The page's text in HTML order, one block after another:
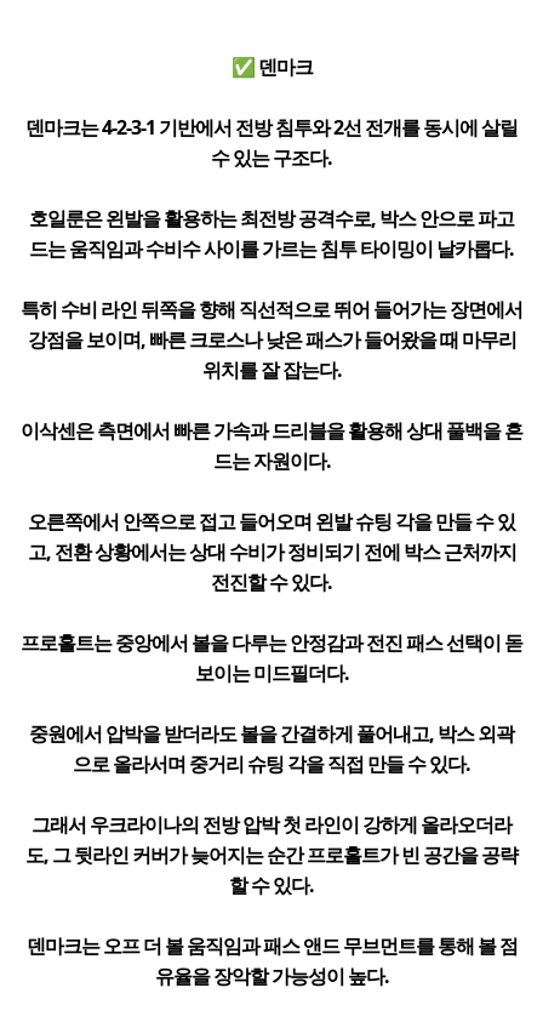
✅ 덴마크
덴마크는 4-2-3-1 기반에서 전방 침투와 2선 전개를 동시에 살릴
수 있는 구조다.
호일룬은 왼발을 활용하는 최전방 공격수로, 박스 안으로 파고
드는 움직임과 수비수 사이를 가르는 침투 타이밍이 날카롭다.
특히 수비 라인 뒤쪽을 향해 직선적으로 뛰어 들어가는 장면에서
강점을 보이며, 빠른 크로스나 낮은 패스가 들어왔을 때 마무리
위치를 잘 잡는다.
이삭센은 측면에서 빠른 가속과 드리블을 활용해 상대 풀백을 흔
드는 자원이다.
오른쪽에서 안쪽으로 접고 들어오며 왼발 슈팅 각을 만들 수 있
고, 전환 상황에서는 상대 수비가 정비되기 전에 박스 근처까지
전진할 수 있다.
프로홀트는 중앙에서 볼을 다루는 안정감과 전진 패스 선택이 돋
보이는 미드필더다.
중원에서 압박을 받더라도 볼을 간결하게 풀어내고, 박스 외곽
으로 올라서며 중거리 슈팅 각을 직접 만들 수 있다.
그래서 우크라이나의 전방 압박 첫 라인이 강하게 올라오더라
도, 그 뒷라인 커버가 늦어지는 순간 프로홀트가 빈 공간을 공략
할 수 있다.
덴마크는 오프 더 볼 움직임과 패스 앤드 무브먼트를 통해 볼 점
유율을 장악할 가능성이 높다.